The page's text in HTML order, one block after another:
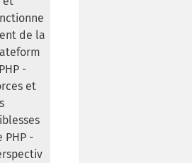
de la
-
et
PHP -